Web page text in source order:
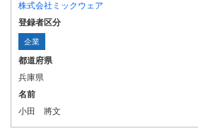
株式会社ミックウェア
登録者区分
企業
都道府県
兵庫県
名前
小田 將文